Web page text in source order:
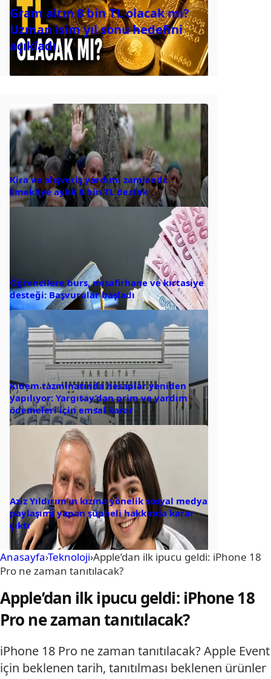
Gram altın 8 bin TL olacak mı?
Uzman isim yıl sonu hedefini
açıkladı
Kira ve alışveriş yardımı zamlandı:
Emekliye aylık 8 bin TL destek
Öğrencilere burs, misafirhane ve kırtasiye
desteği: Başvurular başladı
Kıdem tazminatında hesaplar yeniden
yapılıyor: Yargıtay’dan prim ve yardım
ödemeleri için emsal karar
Aziz Yıldırım’ın kızına yönelik sosyal medya
paylaşımı yapan şüpheli hakkında karar
çıktı
Anasayfa›Teknoloji›Apple’dan ilk ipucu geldi: iPhone 18
Pro ne zaman tanıtılacak?
Apple’dan ilk ipucu geldi: iPhone 18
Pro ne zaman tanıtılacak?
iPhone 18 Pro ne zaman tanıtılacak? Apple Event
için beklenen tarih, tanıtılması beklenen ürünler